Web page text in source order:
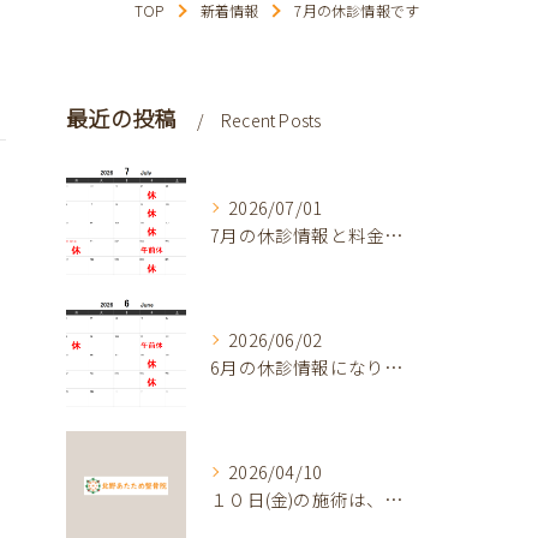
TOP 新着情報 7月の休診情報です
最近の投稿 Recent Posts
2026/07/01
7月の休診情報と料金改定
2026/06/02
6月の休診情報になります
2026/04/10
１０日(金)の施術は、午後4時までになります。